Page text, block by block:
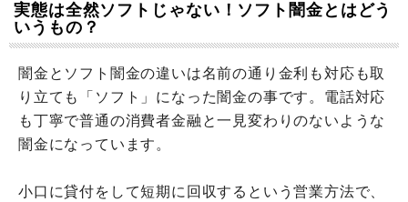
実態は全然ソフトじゃない！ソフト闇金とはどう
いうもの？
闇金とソフト闇金の違いは名前の通り金利も対応も取
り立ても「ソフト」になった闇金の事です。電話対応
も丁寧で普通の消費者金融と一見変わりのないような
闇金になっています。
小口に貸付をして短期に回収するという営業方法で、